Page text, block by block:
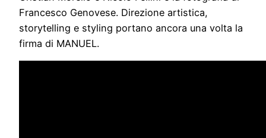
Francesco Genovese. Direzione artistica,
storytelling e styling portano ancora una volta la
firma di MANUEL.